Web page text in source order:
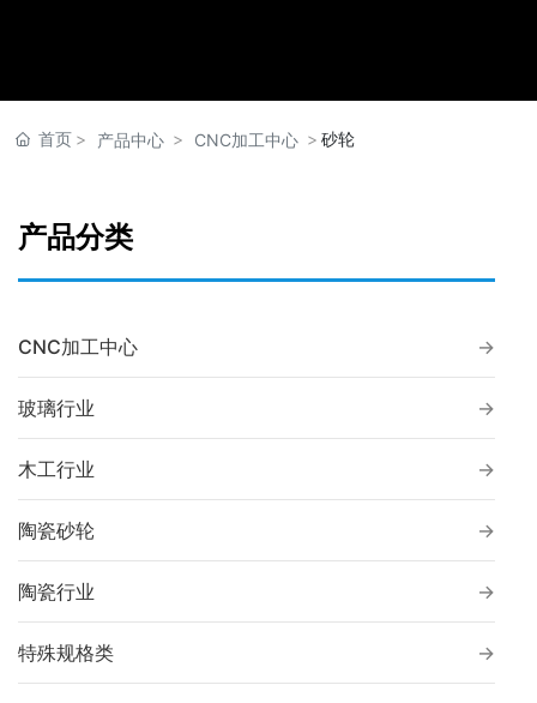
首页 产品中心 CNC加工中心 砂轮
产品分类
CNC加工中心
玻璃行业
木工行业
陶瓷砂轮
陶瓷行业
特殊规格类